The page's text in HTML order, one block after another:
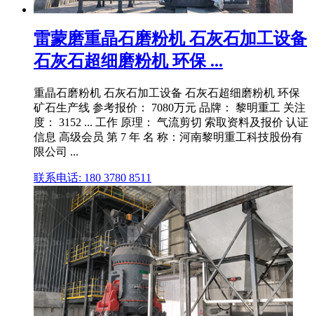
雷蒙磨重晶石磨粉机 石灰石加工设备
石灰石超细磨粉机 环保 ...
重晶石磨粉机 石灰石加工设备 石灰石超细磨粉机 环保
矿石生产线 参考报价： 7080万元 品牌： 黎明重工 关注
度： 3152 ... 工作 原理： 气流剪切 索取资料及报价 认证
信息 高级会员 第 7 年 名 称：河南黎明重工科技股份有
限公司 ...
联系电话: 180 3780 8511